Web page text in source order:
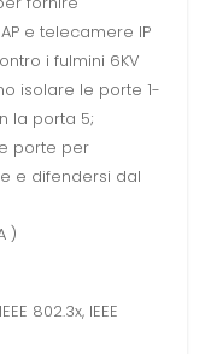
e telecamere IP
i fulmini 6KV
isolare le porte 1-
la porta 5;
porte per
e difendersi dal
)
802.3x, IEEE